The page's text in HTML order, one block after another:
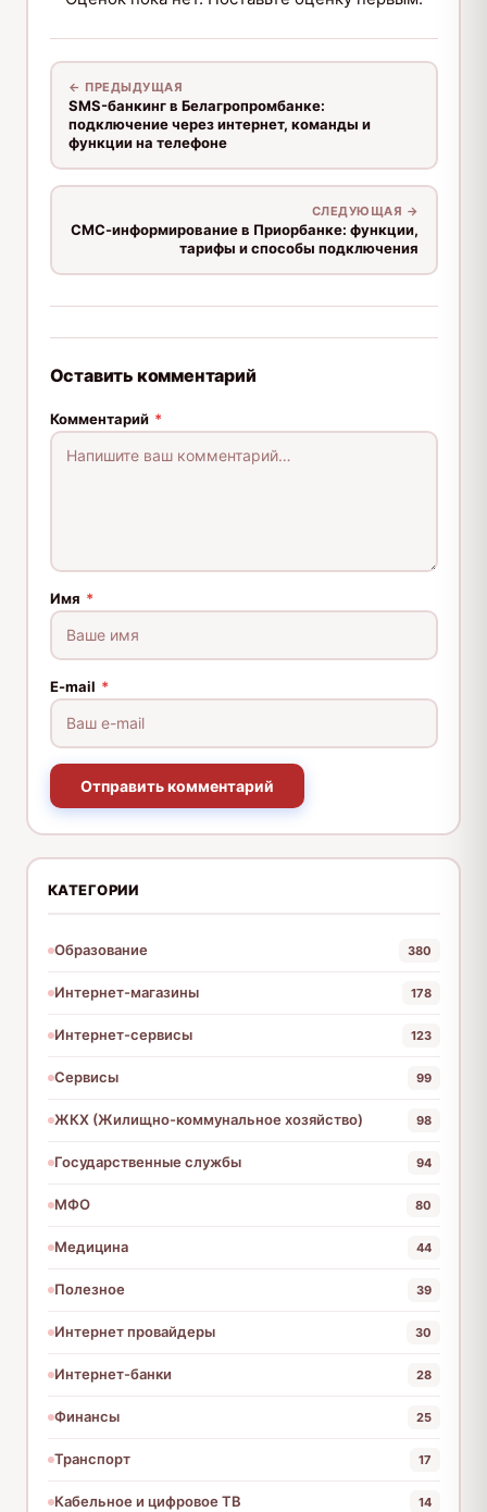
← ПРЕДЫДУЩАЯ
SMS-банкинг в Белагропромбанке:
подключение через интернет, команды и
функции на телефоне
СЛЕДУЮЩАЯ →
СМС-информирование в Приорбанке: функции,
тарифы и способы подключения
Оставить комментарий
Комментарий *
Имя *
E-mail *
Отправить комментарий
КАТЕГОРИИ
Образование 380
Интернет-магазины 178
Интернет-сервисы 123
Сервисы 99
ЖКХ (Жилищно-коммунальное хозяйство) 98
Государственные службы 94
МФО 80
Медицина 44
Полезное 39
Интернет провайдеры 30
Интернет-банки 28
Финансы 25
Транспорт 17
Кабельное и цифровое ТВ 14